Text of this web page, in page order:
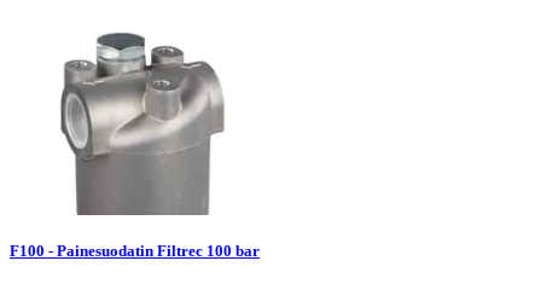
F100 - Painesuodatin Filtrec 100 bar